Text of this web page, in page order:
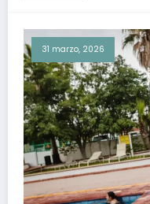
31 marzo, 2026